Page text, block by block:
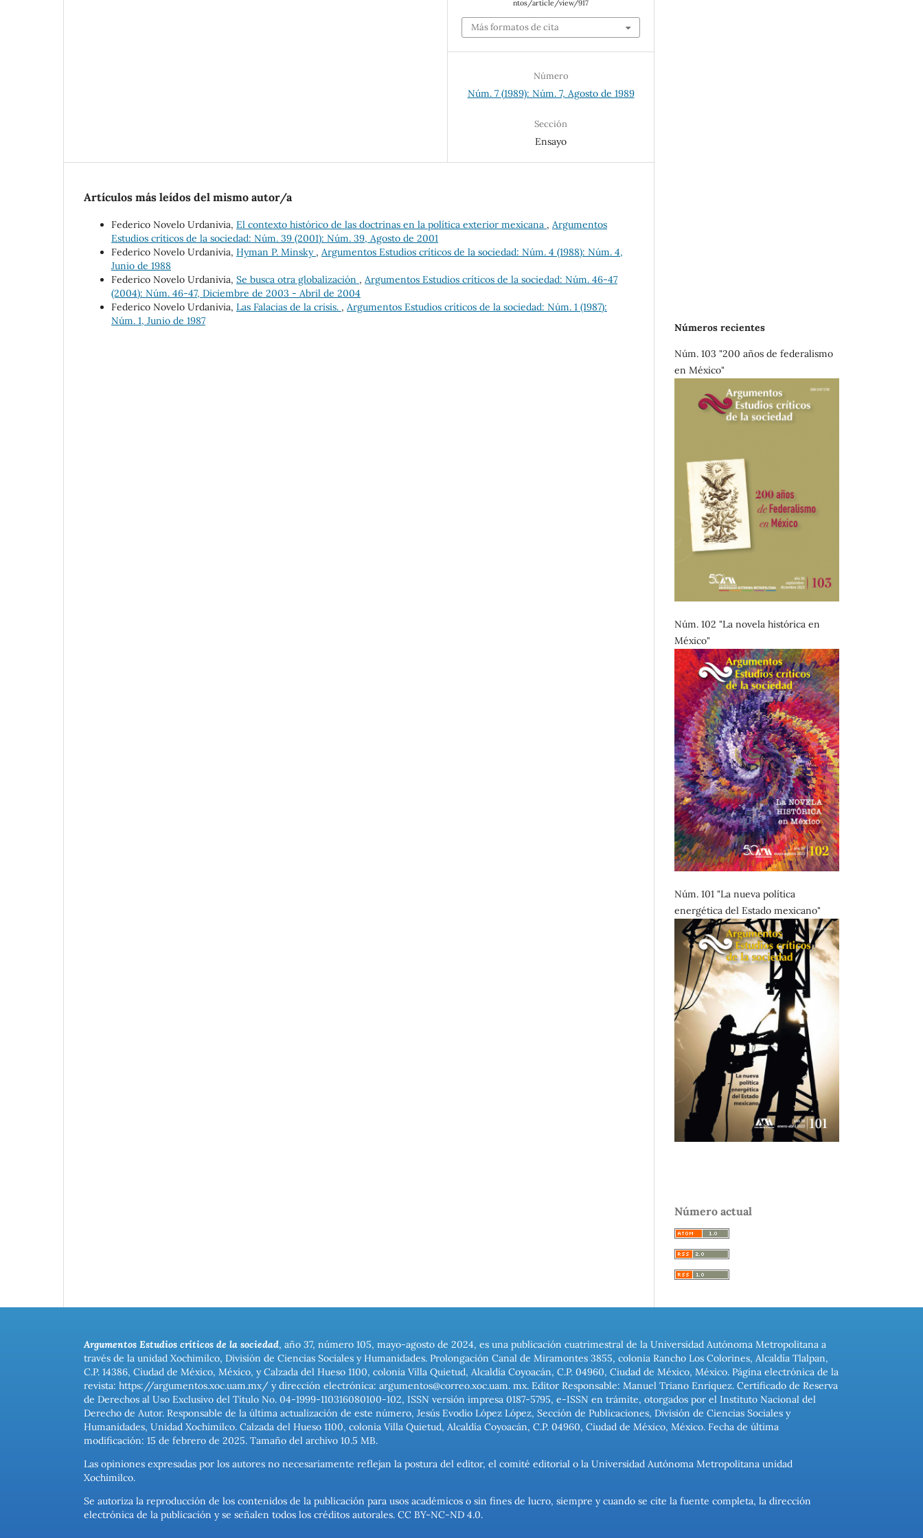
ntos/article/view/917
Más formatos de cita
Número
Núm. 7 (1989): Núm. 7, Agosto de 1989
Sección
Ensayo
Artículos más leídos del mismo autor/a
Federico Novelo Urdanivia, El contexto histórico de las doctrinas en la política exterior mexicana , Argumentos
Estudios críticos de la sociedad: Núm. 39 (2001): Núm. 39, Agosto de 2001
Federico Novelo Urdanivia, Hyman P. Minsky , Argumentos Estudios críticos de la sociedad: Núm. 4 (1988): Núm. 4,
Junio de 1988
Federico Novelo Urdanivia, Se busca otra globalización , Argumentos Estudios críticos de la sociedad: Núm. 46-47
(2004): Núm. 46-47, Diciembre de 2003 - Abril de 2004
Federico Novelo Urdanivia, Las Falacias de la crisis. , Argumentos Estudios críticos de la sociedad: Núm. 1 (1987):
Núm. 1, Junio de 1987
Números recientes
Núm. 103 "200 años de federalismo
en México"
Núm. 102 "La novela histórica en
México"
Núm. 101 "La nueva política
energética del Estado mexicano"
Número actual
Argumentos Estudios críticos de la sociedad, año 37, número 105, mayo-agosto de 2024, es una publicación cuatrimestral de la Universidad Autónoma Metropolitana a
través de la unidad Xochimilco, División de Ciencias Sociales y Humanidades. Prolongación Canal de Miramontes 3855, colonia Rancho Los Colorines, Alcaldía Tlalpan,
C.P. 14386, Ciudad de México, México, y Calzada del Hueso 1100, colonia Villa Quietud, Alcaldía Coyoacán, C.P. 04960, Ciudad de México, México. Página electrónica de la
revista: https://argumentos.xoc.uam.mx/ y dirección electrónica: argumentos@correo.xoc.uam. mx. Editor Responsable: Manuel Triano Enríquez. Certificado de Reserva
de Derechos al Uso Exclusivo del Título No. 04-1999-110316080100-102, ISSN versión impresa 0187-5795, e-ISSN en trámite, otorgados por el Instituto Nacional del
Derecho de Autor. Responsable de la última actualización de este número, Jesús Evodio López López, Sección de Publicaciones, División de Ciencias Sociales y
Humanidades, Unidad Xochimilco. Calzada del Hueso 1100, colonia Villa Quietud, Alcaldía Coyoacán, C.P. 04960, Ciudad de México, México. Fecha de última
modificación: 15 de febrero de 2025. Tamaño del archivo 10.5 MB.
Las opiniones expresadas por los autores no necesariamente reflejan la postura del editor, el comité editorial o la Universidad Autónoma Metropolitana unidad
Xochimilco.
Se autoriza la reproducción de los contenidos de la publicación para usos académicos o sin fines de lucro, siempre y cuando se cite la fuente completa, la dirección
electrónica de la publicación y se señalen todos los créditos autorales. CC BY-NC-ND 4.0.